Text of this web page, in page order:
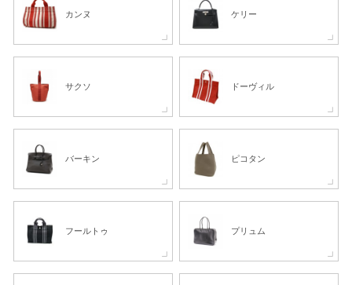
カンヌ ケリー
サクソ ドーヴィル
バーキン ピコタン
フールトゥ プリュム